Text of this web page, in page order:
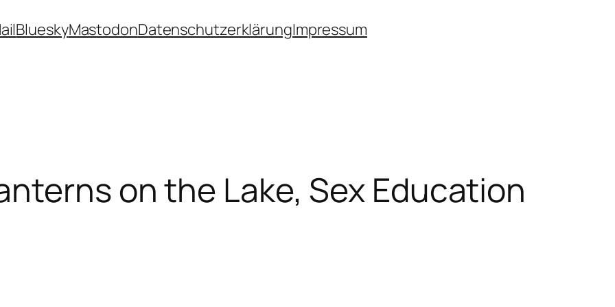
BlueskyMastodonDatenschutzerklärungImpressum
on the Lake, Sex Education